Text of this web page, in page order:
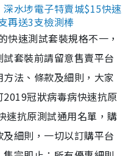
水埗電子特賣城$15快速
再送3支檢測棒
快速測試套裝規格不一，
套裝前請留意售賣平台
法、條款及細則，大家
冠狀病毒病快速抗原
速抗原測試通用名單，購
細則，一切以訂購平台